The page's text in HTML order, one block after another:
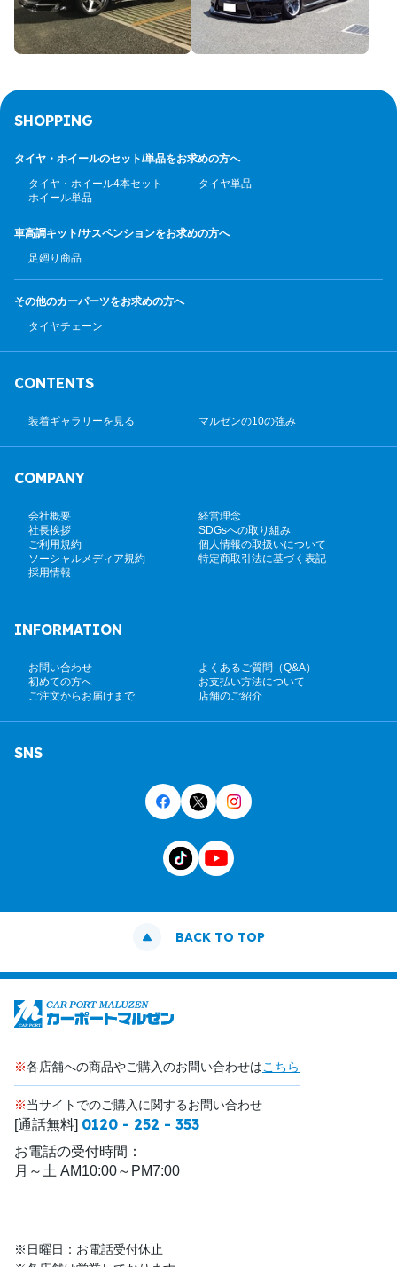
SHOPPING
タイヤ・ホイールのセット/単品をお求めの方へ
タイヤ・ホイール4本セット
タイヤ単品
ホイール単品
車高調キット/サスペンションをお求めの方へ
足廻り商品
その他のカーパーツをお求めの方へ
タイヤチェーン
CONTENTS
装着ギャラリーを見る マルゼンの10の強み
COMPANY
会社概要
経営理念
社長挨拶
SDGsへの取り組み
ご利用規約
個人情報の取扱いについて
ソーシャルメディア規約
特定商取引法に基づく表記
採用情報
INFORMATION
お問い合わせ
よくあるご質問（Q&A）
初めての方へ
お支払い方法について
ご注文からお届けまで
店舗のご紹介
SNS
BACK TO TOP
※各店舗への商品やご購入のお問い合わせはこちら
※当サイトでのご購入に関するお問い合わせ
[通話無料] 0120 - 252 - 353
お電話の受付時間：
月～土 AM10:00～PM7:00
※日曜日：お電話受付休止